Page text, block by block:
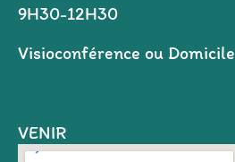
9H30-12H30
Visioconférence ou Domicile
VENIR